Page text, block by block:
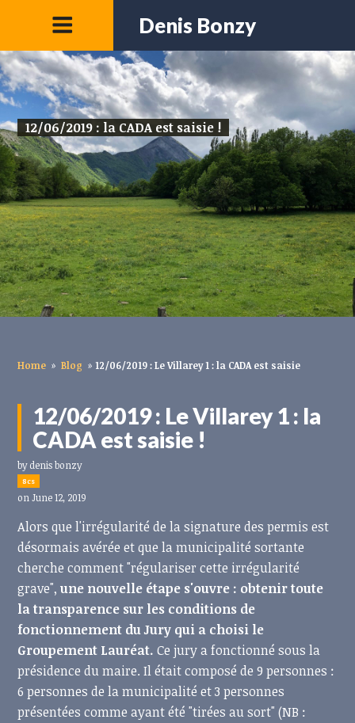
Denis Bonzy
12/06/2019 : la CADA est saisie !
Home » Blog » 12/06/2019 : Le Villarey 1 : la CADA est saisie
12/06/2019 : Le Villarey 1 : la
CADA est saisie !
bydenis bonzy
8cs
on June 12, 2019
Alors que l'irrégularité de la signature des permis est
désormais avérée et que la municipalité sortante
cherche comment "régulariser cette irrégularité
grave",une nouvelle étape s'ouvre : obtenir toute
la transparence sur les conditions de
fonctionnement du Jury qui a choisi le
Groupement Lauréat. Ce jury a fonctionné sous la
présidence du maire. Il était composé de 9 personnes :
6 personnes de la municipalité et 3 personnes
présentées comme ayant été "tirées au sort" (NB :